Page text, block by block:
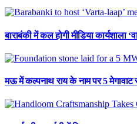
बाराबंकी में कल होगी मीडिया
मऊ में कल्पनाथ राय के नाम पर 5 मेगावाट